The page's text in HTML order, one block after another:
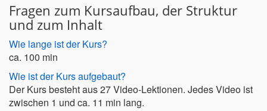
Fragen zum Kursaufbau, der Struktur
und zum Inhalt
Wie lange ist der Kurs?
ca. 100 min
Wie ist der Kurs aufgebaut?
Der Kurs besteht aus 27 Video-Lektionen. Jedes Video ist
zwischen 1 und ca. 11 min lang.